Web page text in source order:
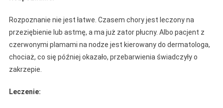
Rozpoznanie nie jest łatwe. Czasem chory jest leczony na
przeziębienie lub astmę, a ma już zator płucny. Albo pacjent z
czerwonymi plamami na nodze jest kierowany do dermatologa,
chociaż, co się później okazało, przebarwienia świadczyły o
zakrzepie.
Leczenie: